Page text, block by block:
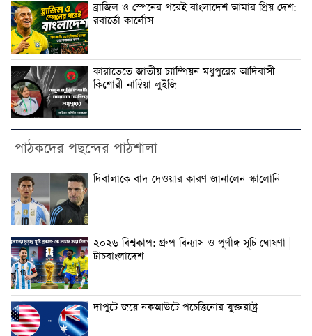
ব্রাজিল ও স্পেনের পরেই বাংলাদেশ আমার প্রিয় দেশ:
রবার্তো কার্লোস
কারাতেতে জাতীয় চ্যাম্পিয়ন মধুপুরের আদিবাসী
কিশোরী নাম্বিয়া লুইজি
পাঠকদের পছন্দের পাঠশালা
দিবালাকে বাদ দেওয়ার কারণ জানালেন স্কালোনি
২০২৬ বিশ্বকাপ: গ্রুপ বিন্যাস ও পূর্ণাঙ্গ সূচি ঘোষণা |
টাচবাংলাদেশ
দাপুটে জয়ে নকআউটে পচেত্তিনোর যুক্তরাষ্ট্র